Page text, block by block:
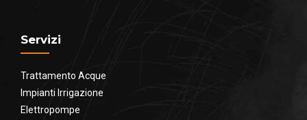
Servizi
Trattamento Acque
Impianti Irrigazione
Elettropompe